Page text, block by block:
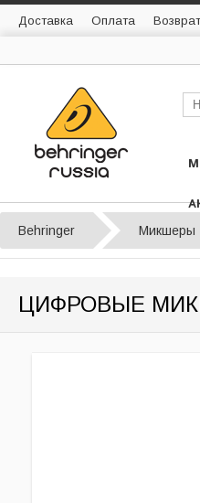
Доставка Оплата
Behringer Микшеры
ЦИФРОВЫЕ